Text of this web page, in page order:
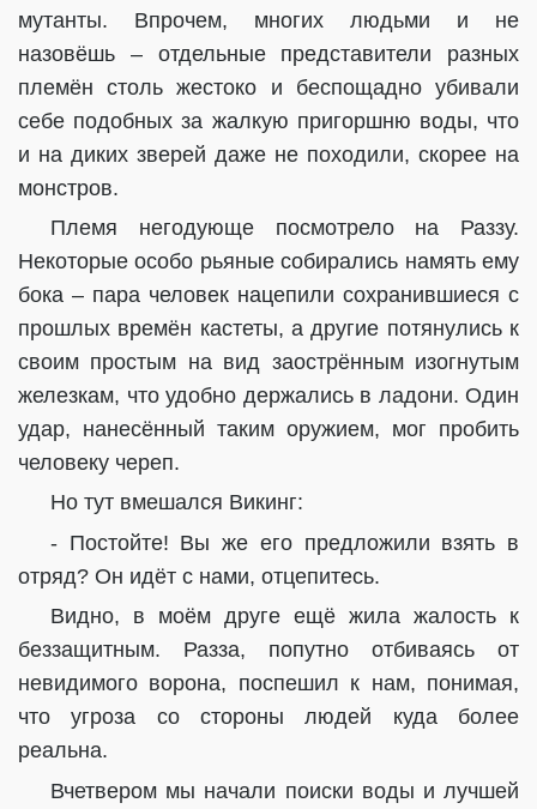
мутанты. Впрочем, многих людьми и не
назовёшь – отдельные представители разных
племён столь жестоко и беспощадно убивали
себе подобных за жалкую пригоршню воды, что
и на диких зверей даже не походили, скорее на
монстров.
Племя негодующе посмотрело на Раззу.
Некоторые особо рьяные собирались намять ему
бока – пара человек нацепили сохранившиеся с
прошлых времён кастеты, а другие потянулись к
своим простым на вид заострённым изогнутым
железкам, что удобно держались в ладони. Один
удар, нанесённый таким оружием, мог пробить
человеку череп.
Но тут вмешался Викинг:
- Постойте! Вы же его предложили взять в
отряд? Он идёт с нами, отцепитесь.
Видно, в моём друге ещё жила жалость к
беззащитным. Разза, попутно отбиваясь от
невидимого ворона, поспешил к нам, понимая,
что угроза со стороны людей куда более
реальна.
Вчетвером мы начали поиски воды и лучшей